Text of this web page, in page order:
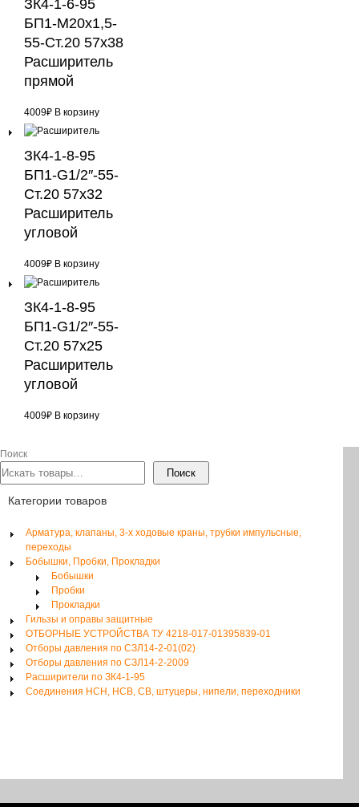
ЗК4-1-6-95
БП1-М20х1,5-
55-Ст.20 57х38
Расширитель
прямой
4009₽ В корзину
ЗК4-1-8-95
БП1-G1/2″-55-
Ст.20 57х32
Расширитель
угловой
4009₽ В корзину
ЗК4-1-8-95
БП1-G1/2″-55-
Ст.20 57х25
Расширитель
угловой
4009₽ В корзину
Поиск
Поиск
Категории товаров
Арматура, клапаны, 3-х ходовые краны, трубки импульсные,
переходы
Бобышки, Пробки, Прокладки
Бобышки
Пробки
Прокладки
Гильзы и оправы защитные
ОТБОРНЫЕ УСТРОЙСТВА ТУ 4218-017-01395839-01
Отборы давления по СЗЛ14-2-01(02)
Отборы давления по СЗЛ14-2-2009
Расширители по ЗК4-1-95
Соединения НСН, НСВ, СВ, штуцеры, нипели, переходники